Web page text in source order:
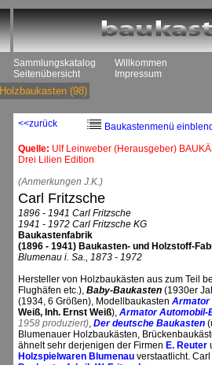
Sammlungskatalog
Seitenübersicht
Willkommen
Impressum
Holzbaukasten (98)
<<zurück
Baukastenmenü
Quelle: Ulf Leinweber (Herausgeber)
Drei Lilien Edition
(Anmerkungen J.K.)
Carl Fritzsche
1896 - 1941 Carl Fritzsche
1941 - 1972 Carl Fritzsche KG
Baukastenfabrik
(1896 - 1941) Baukasten- und Holzstoff-
Blumenau i. Sa., 1873 - 1972
Hersteller von Holzbaukästen aus zum Teil
Flughäfen etc.), Baby-Baukasten (1930er
(1934, 6 Größen), Modellbaukasten Armator
Weiß, Inh. Ernst Weiß), Armator Automobil-
1958 produziert), Der deutsche Baukasten
Blumenauer Holzbaukästen,
ähnelt sehr derjenigen der Firmen E. Reuter
Holzspielwaren Blumenau verstaatlicht.